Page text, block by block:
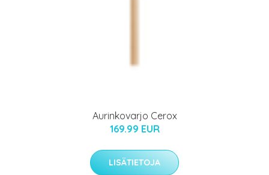
Aurinkovarjo Cerox
169.99 EUR
LISÄTIETOJA